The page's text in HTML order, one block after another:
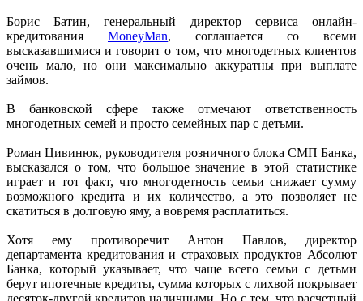
Борис Батин, генеральный директор сервиса онлайн-
кредитования MoneyMan, соглашается со всеми
высказавшимися и говорит о том, что многодетных клиентов
очень мало, но они максимально аккуратны при выплате
займов.
В банковской сфере также отмечают ответственность
многодетных семей и просто семейных пар с детьми.
Роман Цивинюк, руководителя розничного блока СМП Банка,
высказался о том, что большое значение в этой статистике
играет и тот факт, что многодетность семьи снижает сумму
возможного кредита и их количество, а это позволяет не
скатиться в долговую яму, а вовремя расплатиться.
Хотя ему противоречит Антон Павлов, директор
департамента кредитования и страховых продуктов Абсолют
Банка, который указывает, что чаще всего семьи с детьми
берут ипотечные кредиты, сумма которых с лихвой покрывает
десяток-другой кредитов наличными. Но с тем, что расчетный